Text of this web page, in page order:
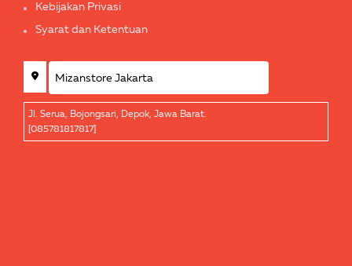
Kebijakan Privasi
Syarat dan Ketentuan
Jl. Serua, Bojongsari, Depok, Jawa Barat.
[085781817817]